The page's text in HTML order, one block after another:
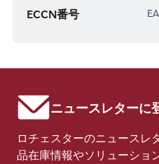
ECCN番号
ニュースレターに
ロチェスターのニュースレ
品在庫情報やソリューショ